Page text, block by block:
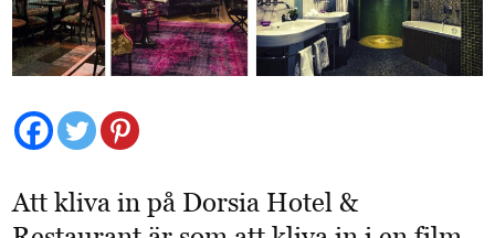
Att kliva in på Dorsia Hotel &